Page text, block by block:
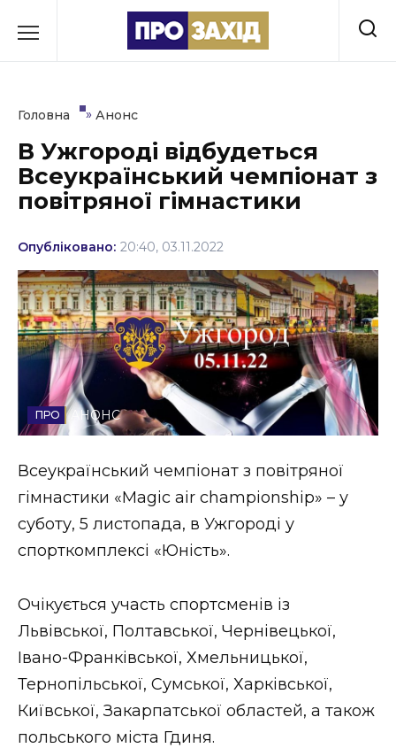
до
Культура
Освіта
Події
Політика
Соціум
Спорт
Стиль життя
Втрачений Ужгород (відеоверсія)
НОВИНИ ЗАХІДНОЇ УКРАЇНИ
ФОТО
Головна » Анонс
В Ужгороді відбудеться
Всеукраїнський чемпіонат з
повітряної гімнастики
Опубліковано: 20:40, 03.11.2022
АНОНС
Всеукраїнський чемпіонат з повітряної
гімнастики «Magic air championship» – у
суботу, 5 листопада, в Ужгороді у
спорткомплексі «Юність».
Очікується участь спортсменів із
Львівської, Полтавської, Чернівецької,
Івано-Франківської, Хмельницької,
Тернопільської, Сумської, Харківської,
Київської, Закарпатської областей, а також
польського міста Гдиня.